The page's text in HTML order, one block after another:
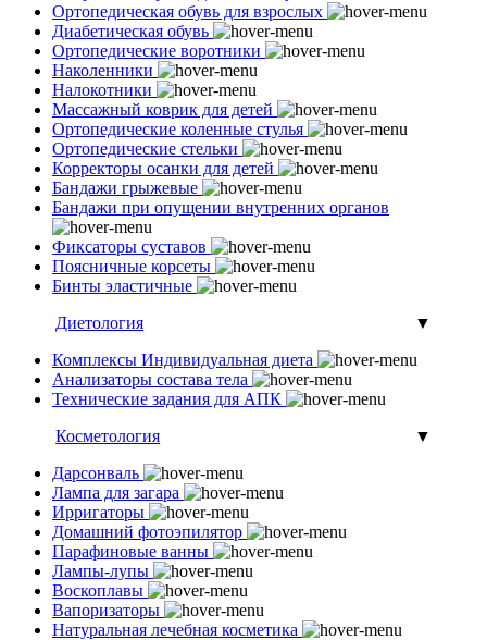
Ортопедическая обувь для взрослых
Диабетическая обувь
Ортопедические воротники
Наколенники
Налокотники
Массажный коврик для детей
Ортопедические коленные стулья
Ортопедические стельки
Корректоры осанки для детей
Бандажи грыжевые
Бандажи при опущении внутренних органов
Фиксаторы суставов
Поясничные корсеты
Бинты эластичные
Диетология
▼
Комплексы Индивидуальная диета
Анализаторы состава тела
Технические задания для АПК
Косметология
▼
Дарсонваль
Лампа для загара
Ирригаторы
Домашний фотоэпилятор
Парафиновые ванны
Лампы-лупы
Воскоплавы
Вапоризаторы
Натуральная лечебная косметика